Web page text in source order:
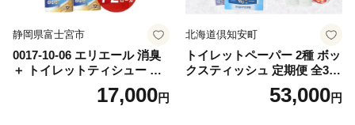
静岡県富士宮市
0017-10-06 エリエール 消臭
＋ トイレットティシュー し
っかり香るフレッシュクリア
の香り ダブル 12ロール×6パ
17,000円
北海道倶知安町
トイレットペーパー 2種 ボッ
クスティッシュ 定期便 全3
回 日本製 まとめ買い 防災
常備品 日用雑貨 消耗品 生活
53,000円